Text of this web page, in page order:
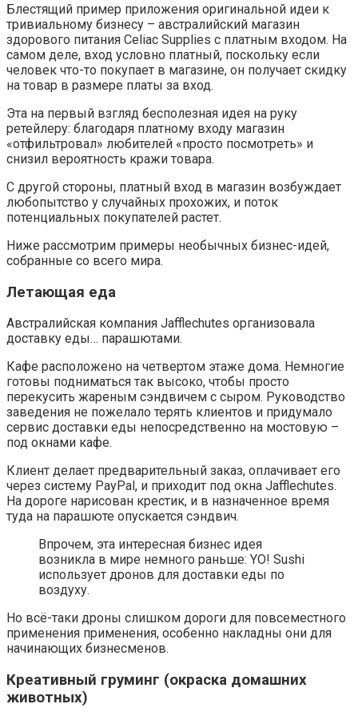
Блестящий пример приложения оригинальной идеи к
тривиальному бизнесу – австралийский магазин
здорового питания Celiac Supplies с платным входом. На
самом деле, вход условно платный, поскольку если
человек что-то покупает в магазине, он получает скидку
на товар в размере платы за вход.
Эта на первый взгляд бесполезная идея на руку
ретейлеру: благодаря платному входу магазин
«отфильтровал» любителей «просто посмотреть» и
снизил вероятность кражи товара.
С другой стороны, платный вход в магазин возбуждает
любопытство у случайных прохожих, и поток
потенциальных покупателей растет.
Ниже рассмотрим примеры необычных бизнес-идей,
собранные со всего мира.
Летающая еда
Австралийская компания Jafflechutes организовала
доставку еды… парашютами.
Кафе расположено на четвертом этаже дома. Немногие
готовы подниматься так высоко, чтобы просто
перекусить жареным сэндвичем с сыром. Руководство
заведения не пожелало терять клиентов и придумало
сервис доставки еды непосредственно на мостовую –
под окнами кафе.
Клиент делает предварительный заказ, оплачивает его
через систему PayPal, и приходит под окна Jafflechutes.
На дороге нарисован крестик, и в назначенное время
туда на парашюте опускается сэндвич.
Впрочем, эта интересная бизнес идея
возникла в мире немного раньше: YO! Sushi
использует дронов для доставки еды по
воздуху.
Но всё-таки дроны слишком дороги для повсеместного
применения применения, особенно накладны они для
начинающих бизнесменов.
Креативный груминг (окраска домашних
животных)